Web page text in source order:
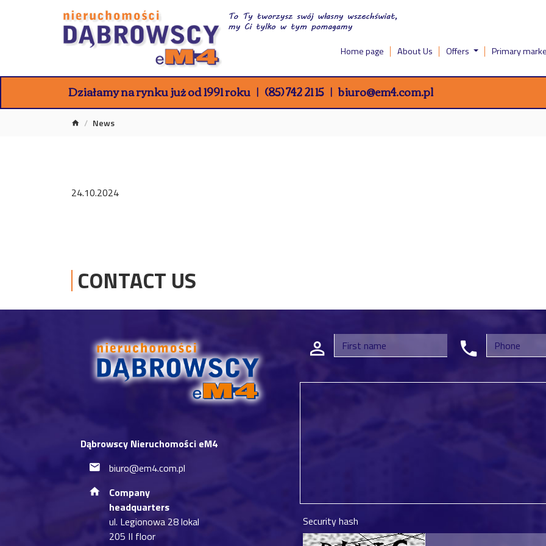
Home page About Us Offers Primary
Działamy na rynku już od 1991 roku (85) 742 21 15 biuro@em4.com.pl
News
24.10.2024
CONTACT US
Dąbrowscy Nieruchomości eM4
biuro@em4.com.pl
Company
headquarters
ul. Legionowa 28 lokal
205 II floor
Security hash